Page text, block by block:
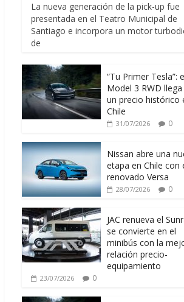
La nueva generación de la pick-up fue
presentada en el Teatro Municipal de
Santiago e incorpora un motor
de
“Tu Primer Tesla”:
Model 3 RWD llega
un precio histórico
Chile
31/07/2026 0
Nissan abre una
etapa en Chile con
renovado Versa
28/07/2026 0
JAC renueva el
se convierte en el
minibús con la
relación precio-
equipamiento
23/07/2026 0